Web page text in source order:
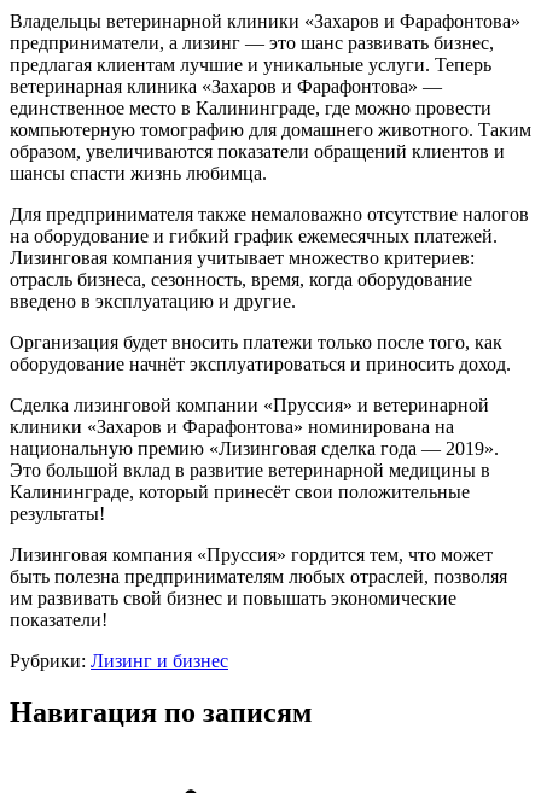
Владельцы ветеринарной клиники «Захаров и Фарафонтова»
предприниматели, а лизинг — это шанс развивать бизнес,
предлагая клиентам лучшие и уникальные услуги. Теперь
ветеринарная клиника «Захаров и Фарафонтова» —
единственное место в Калининграде, где можно провести
компьютерную томографию для домашнего животного. Таким
образом, увеличиваются показатели обращений клиентов и
шансы спасти жизнь любимца.
Для предпринимателя также немаловажно отсутствие налогов
на оборудование и гибкий график ежемесячных платежей.
Лизинговая компания учитывает множество критериев:
отрасль бизнеса, сезонность, время, когда оборудование
введено в эксплуатацию и другие.
Организация будет вносить платежи только после того, как
оборудование начнёт эксплуатироваться и приносить доход.
Сделка лизинговой компании «Пруссия» и ветеринарной
клиники «Захаров и Фарафонтова» номинирована на
национальную премию «Лизинговая сделка года — 2019».
Это большой вклад в развитие ветеринарной медицины в
Калининграде, который принесёт свои положительные
результаты!
Лизинговая компания «Пруссия» гордится тем, что может
быть полезна предпринимателям любых отраслей, позволяя
им развивать свой бизнес и повышать экономические
показатели!
Рубрики: Лизинг и бизнес
Навигация по записям